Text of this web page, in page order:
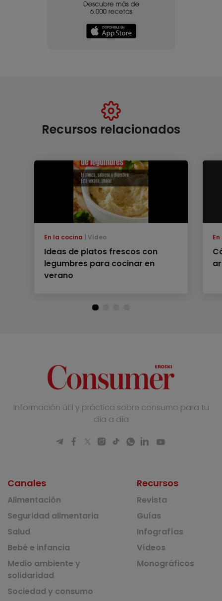
Recursos relacionados
En la cocina Vídeo
Ideas de platos frescos con
legumbres para cocinar en
verano
Información útil y práctica sobre consumo para tu
día a día
Canales
Alimentación
Seguridad alimentaria
Salud
Bebé e infancia
Medio ambiente y
solidaridad
Sociedad y consumo
Recursos
Revista
Guías
Infografías
Vídeos
Monográficos